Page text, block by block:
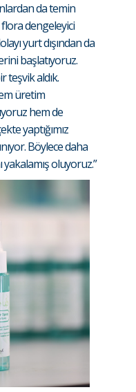
da temin
dengeleyici
yurt dışından da
başlatıyoruz.
teşvik aldık.
üretim
hem de
yaptığımız
Böylece daha
yakalamış oluyoruz.”